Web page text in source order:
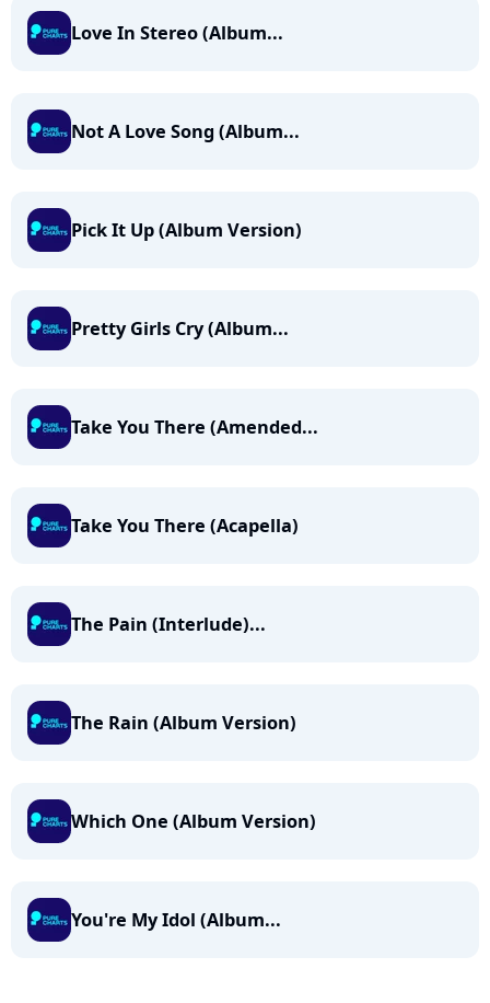
Love In Stereo (Album...
Not A Love Song (Album...
Pick It Up (Album Version)
Pretty Girls Cry (Album...
Take You There (Amended...
Take You There (Acapella)
The Pain (Interlude)...
The Rain (Album Version)
Which One (Album Version)
You're My Idol (Album...